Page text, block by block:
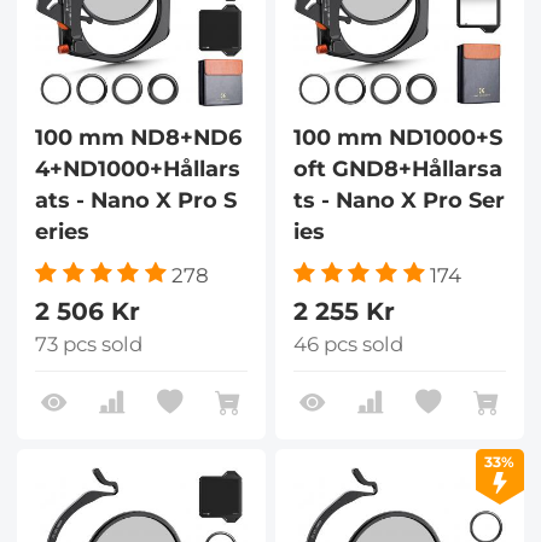
100 mm ND8+ND6
4+ND1000+Hållars
ats - Nano X Pro S
eries
278
2 506 Kr
73 pcs sold
100 mm ND1000+S
oft GND8+Hållarsa
ts - Nano X Pro Ser
ies
174
2 255 Kr
46 pcs sold
33%